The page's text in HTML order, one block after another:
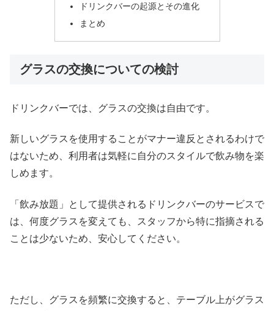
ドリンクバーの起源とその進化
まとめ
グラスの交換についての検討
ドリンクバーでは、グラスの交換は自由です。
新しいグラスを使用することがマナー違反とされるわけで
はないため、利用者は気軽に自分のスタイルで飲み物を楽
しめます。
「飲み放題」として提供されるドリンクバーのサービスで
は、何度グラスを変えても、スタッフから特に指摘される
ことは少ないため、安心してください。
ただし、グラスを頻繁に交換すると、テーブル上がグラス